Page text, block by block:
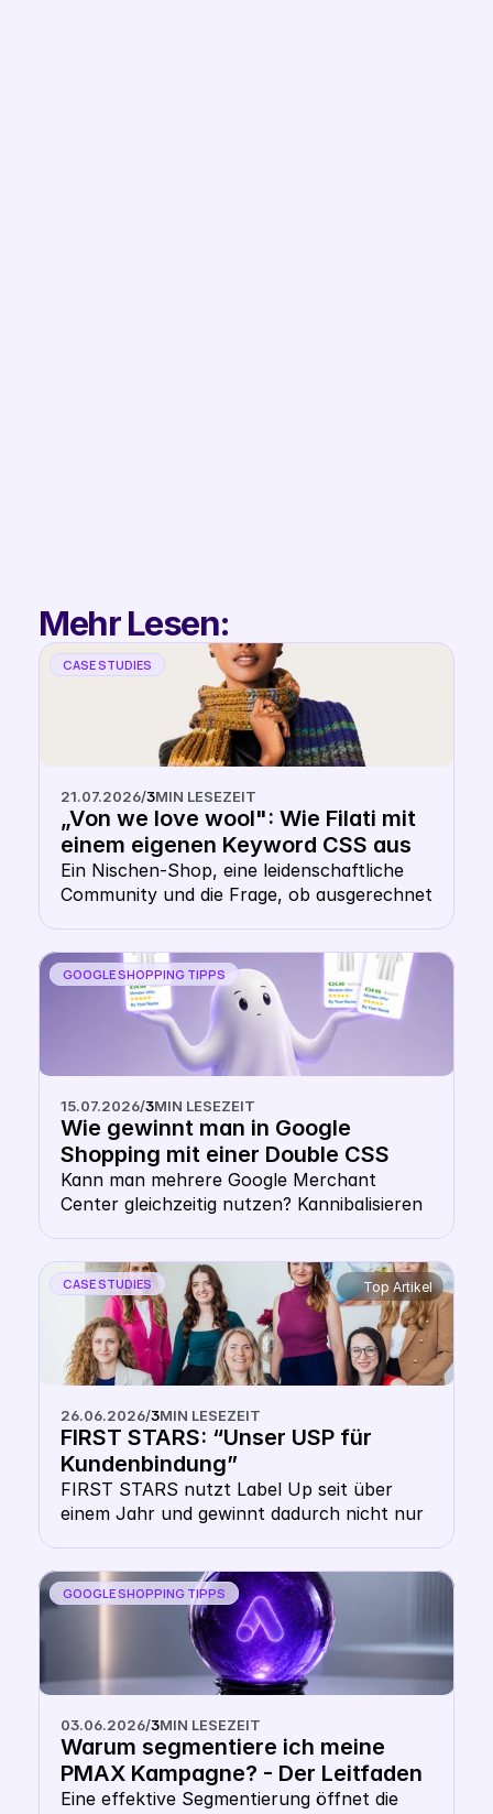
Mehr Lesen:
CASE STUDIES
21.07.2026/3MIN LESEZEIT
„Von we love wool": Wie Filati mit
einem eigenen Keyword CSS aus
dem Shopping- Karussell
heraussticht
Ein Nischen-Shop, eine leidenschaftliche
Community und die Frage, ob ausgerechnet
GOOGLE SHOPPING TIPPS
15.07.2026/3MIN LESEZEIT
Wie gewinnt man in Google
Shopping mit einer Double CSS
Strategy?
Kann man mehrere Google Merchant
Center gleichzeitig nutzen? Kannibalisieren
mehreren CSS? Diese Sorge hält viele E-
Commerce-Entscheider von Multi-CSS-
Setups ab. Doch die Angst, sich selbst zu
überbieten, ist unbegründet. Dieser Artikel
klärt auf, wie die Google Shopping Auktion
Website-Domain dich schützt und wie du
die Double-CSS-Strategy als Hebel für
mehr Reichweite nutzt.
CASE STUDIES Top Artikel
26.06.2026/3MIN LESEZEIT
FIRST STARS: “Unser USP für
Kundenbindung”
FIRST STARS nutzt Label Up seit über
einem Jahr und gewinnt dadurch nicht nur
Kundenbindung
GOOGLE SHOPPING TIPPS
03.06.2026/3MIN LESEZEIT
Warum segmentiere ich meine
PMAX Kampagne? - Der Leitfaden
für multidimensionale Google
Eine effektive Segmentierung öffnet die